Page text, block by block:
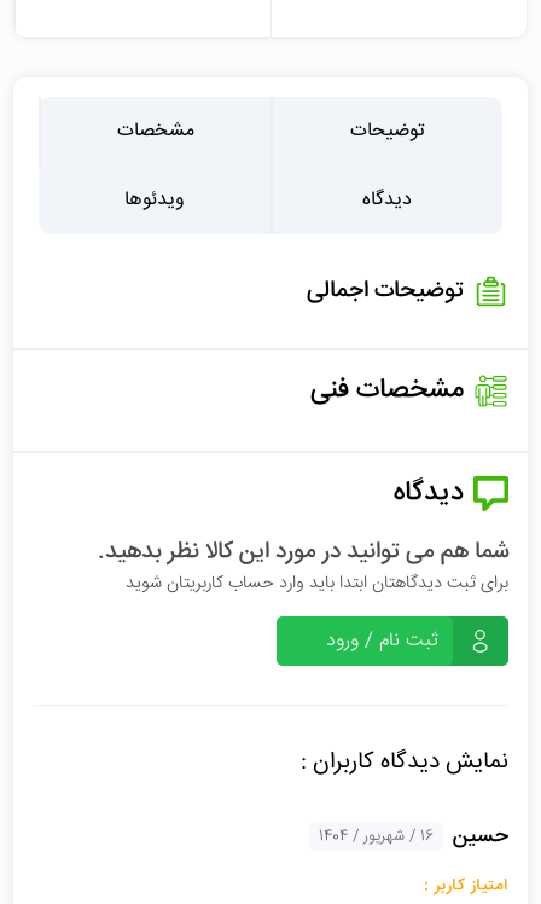
توضیحات مشخصات
دیدگاه ویدئوها
توضیحات اجمالی
مشخصات فنی
دیدگاه
شما هم می توانید در مورد این کالا نظر بدهید.
برای ثبت دیدگاهتان ابتدا باید وارد حساب کاربریتان شوید
ثبت نام / ورود
نمایش دیدگاه کاربران :
حسین 16 / شهریور / 1404
امتیاز کاربر :